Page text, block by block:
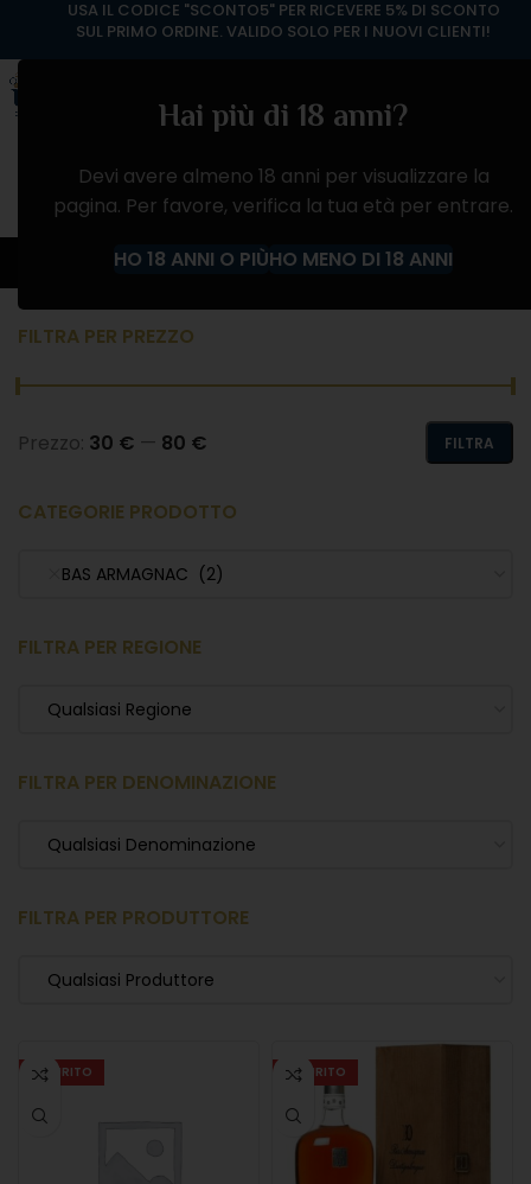
Hai più di 18 anni?
Devi avere almeno 18 anni per visualizzare la
pagina. Per favore, verifica la tua età per entrare.
HO 18 ANNI O PIÙHO MENO DI 18 ANNI
BAS ARMAGNAC
FILTRA PER PREZZO
FILTRA
Prezzo: 30 € — 80 €
CATEGORIE PRODOTTO
BAS ARMAGNAC (2)
FILTRA PER REGIONE
Qualsiasi Regione
FILTRA PER DENOMINAZIONE
Qualsiasi Denominazione
FILTRA PER PRODUTTORE
Qualsiasi Produttore
ESAURITO ESAURITO
USA IL CODICE "SCONTO5" PER RICEVERE 5% DI SCONTO
SUL PRIMO ORDINE. VALIDO SOLO PER I NUOVI CLIENTI!